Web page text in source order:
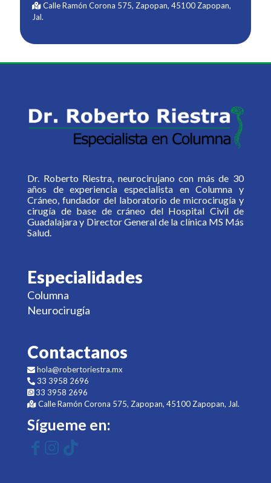
Calle Ramón Corona 575, Zapopan, 45100 Zapopan,
Jal.
Dr. Roberto Riestra, neurocirujano con más de 30
años de experiencia especialista en Columna y
Cráneo, fundador del laboratorio de microcirugía y
cirugía de base de cráneo del Hospital Civil de
Guadalajara y Director General de la clínica MS Más
Salud.
Especialidades
Columna
Neurocirugía
Contactanos
hola@robertoriestra.mx
33 3958 2696
33 3958 2696
Calle Ramón Corona 575, Zapopan, 45100 Zapopan, Jal.
Sígueme en: